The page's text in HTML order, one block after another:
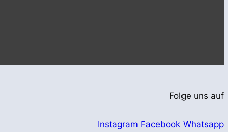
Folge uns auf
Instagram Facebook Whatsapp